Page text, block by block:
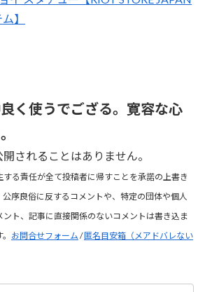
】
く使うでござる。寛容な心
されることはありません。
る責任が全て投稿者に帰すことを承諾の上書き
序良俗に反するコメントや、特定の団体や個人
ト、記事に直接関係のないコメントは書き込ま
お問合せフォーム /匿名目安箱（メアドバレない